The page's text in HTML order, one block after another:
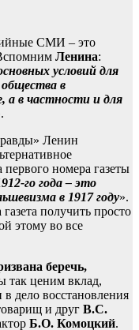
СМИ – это
Ленина:
условий для
общества в
а в частности и для
Ленин
номера газеты
го года – это
в 1917 году».
получить просто
этому во все
беречь,
так ценим вклад,
дело восстановления
и друг В.С.
Б.О. Комоцкий.